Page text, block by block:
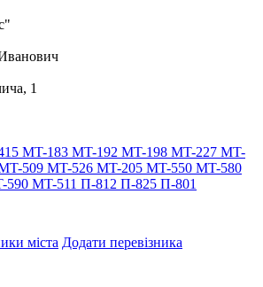
1
MT-183 MT-192 MT-198 MT-227 MT-
509 MT-526 MT-205 MT-550 MT-580
590 MT-511 П-812 П-825 П-801
міста Додати перевізника